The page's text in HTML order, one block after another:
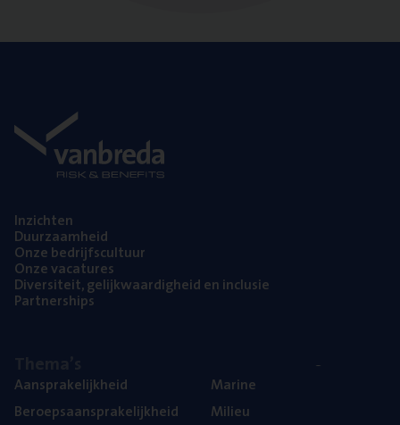
Inzich­ten
Duur­zaam­heid
Onze bedrijfs­cul­tuur
Onze vaca­tu­res
Diver­si­teit, gelijk­waar­dig­heid en inclusie
Part­ner­ships
Aan­spra­ke­lijk­heid
Beroeps­aan­spra­ke­lijk­heid
Mari­ne
Mili­eu